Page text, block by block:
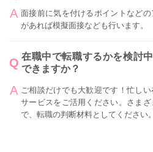
面接前に気を付けるポイントなど
があれば模擬面接なども行います。
在職中で転職するかを検討
できますか？
ご相談だけでも大歓迎です！忙し
サービスをご活用ください。さま
で、転職の判断材料としてください。